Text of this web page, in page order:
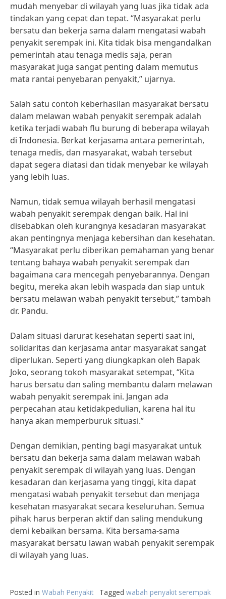
mudah menyebar di wilayah yang luas jika tidak ada
tindakan yang cepat dan tepat. “Masyarakat perlu
bersatu dan bekerja sama dalam mengatasi wabah
penyakit serempak ini. Kita tidak bisa mengandalkan
pemerintah atau tenaga medis saja, peran
masyarakat juga sangat penting dalam memutus
mata rantai penyebaran penyakit,” ujarnya.
Salah satu contoh keberhasilan masyarakat bersatu
dalam melawan wabah penyakit serempak adalah
ketika terjadi wabah flu burung di beberapa wilayah
di Indonesia. Berkat kerjasama antara pemerintah,
tenaga medis, dan masyarakat, wabah tersebut
dapat segera diatasi dan tidak menyebar ke wilayah
yang lebih luas.
Namun, tidak semua wilayah berhasil mengatasi
wabah penyakit serempak dengan baik. Hal ini
disebabkan oleh kurangnya kesadaran masyarakat
akan pentingnya menjaga kebersihan dan kesehatan.
“Masyarakat perlu diberikan pemahaman yang benar
tentang bahaya wabah penyakit serempak dan
bagaimana cara mencegah penyebarannya. Dengan
begitu, mereka akan lebih waspada dan siap untuk
bersatu melawan wabah penyakit tersebut,” tambah
dr. Pandu.
Dalam situasi darurat kesehatan seperti saat ini,
solidaritas dan kerjasama antar masyarakat sangat
diperlukan. Seperti yang diungkapkan oleh Bapak
Joko, seorang tokoh masyarakat setempat, “Kita
harus bersatu dan saling membantu dalam melawan
wabah penyakit serempak ini. Jangan ada
perpecahan atau ketidakpedulian, karena hal itu
hanya akan memperburuk situasi.”
Dengan demikian, penting bagi masyarakat untuk
bersatu dan bekerja sama dalam melawan wabah
penyakit serempak di wilayah yang luas. Dengan
kesadaran dan kerjasama yang tinggi, kita dapat
mengatasi wabah penyakit tersebut dan menjaga
kesehatan masyarakat secara keseluruhan. Semua
pihak harus berperan aktif dan saling mendukung
demi kebaikan bersama. Kita bersama-sama
masyarakat bersatu lawan wabah penyakit serempak
di wilayah yang luas.
Posted in Wabah Penyakit Tagged wabah penyakit serempak